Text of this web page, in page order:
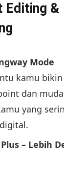
Editing &
Mode
kamu
dan
yang
– Lebih